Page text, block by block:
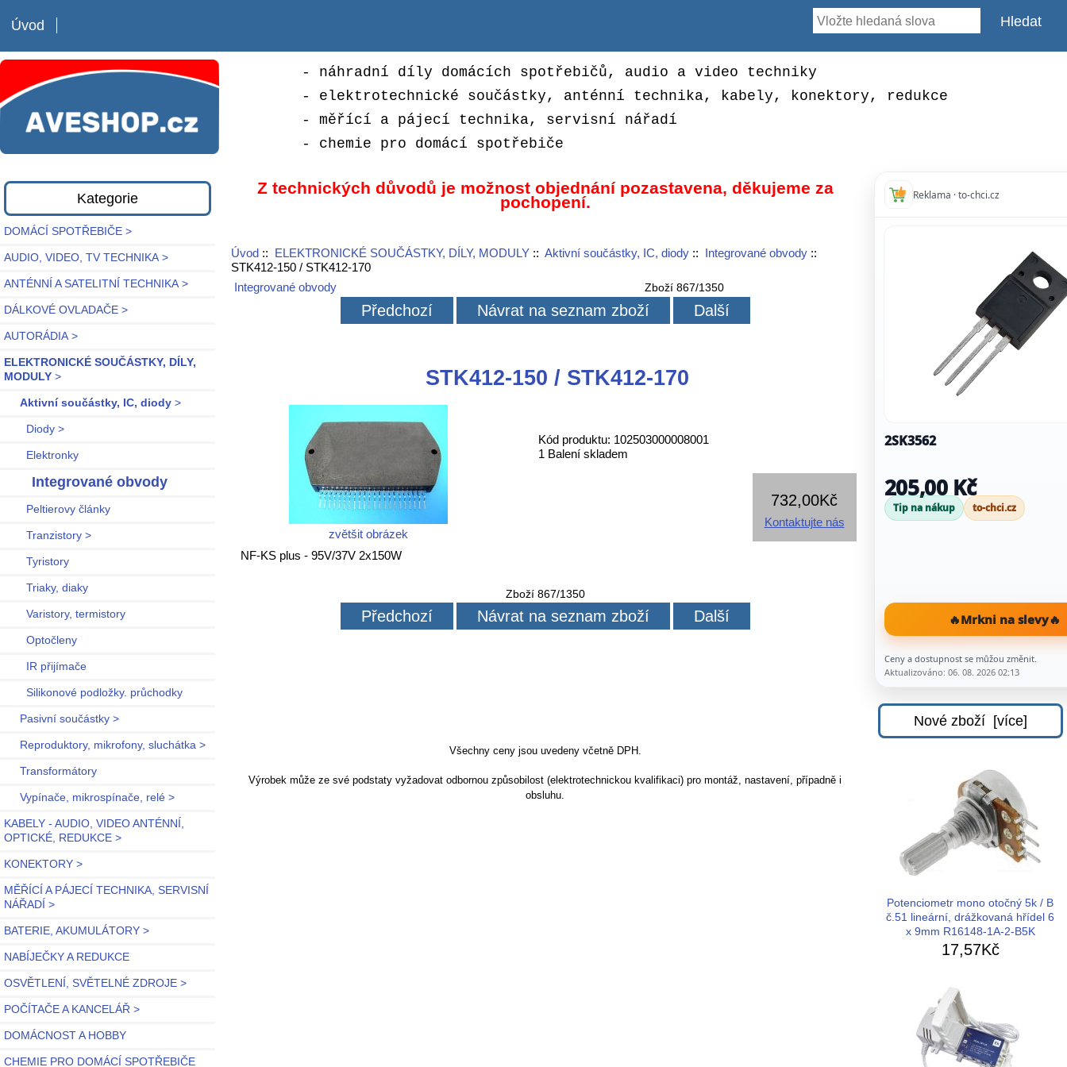
Úvod
- náhradní díly domácích spotřebičů, audio a video techniky
- elektrotechnické součástky, anténní technika, kabely, konektory, redukce
- měřící a pájecí technika, servisní nářadí
- chemie pro domácí spotřebiče
Kategorie
DOMÁCÍ SPOTŘEBIČE >
AUDIO, VIDEO, TV TECHNIKA >
ANTÉNNÍ A SATELITNÍ TECHNIKA >
DÁLKOVÉ OVLADAČE >
AUTORÁDIA >
ELEKTRONICKÉ SOUČÁSTKY, DÍLY,
MODULY >
Aktivní součástky, IC, diody >
Diody >
Elektronky
Integrované obvody
Peltierovy články
Tranzistory >
Tyristory
Triaky, diaky
Varistory, termistory
Optočleny
IR přijímače
Silikonové podložky. průchodky
Pasivní součástky >
Reproduktory, mikrofony, sluchátka >
Transformátory
Vypínače, mikrospínače, relé >
KABELY - AUDIO, VIDEO ANTÉNNÍ,
OPTICKÉ, REDUKCE >
KONEKTORY >
MĚŘÍCÍ A PÁJECÍ TECHNIKA, SERVISNÍ
NÁŘADÍ >
BATERIE, AKUMULÁTORY >
NABÍJEČKY A REDUKCE
OSVĚTLENÍ, SVĚTELNÉ ZDROJE >
POČÍTAČE A KANCELÁŘ >
DOMÁCNOST A HOBBY
CHEMIE PRO DOMÁCÍ SPOTŘEBIČE
Z technických důvodů je možnost objednání pozastavena, děkujeme za
pochopení.
Úvod:: ELEKTRONICKÉ SOUČÁSTKY, DÍLY, MODULY:: Aktivní součástky, IC, diody:: Integrované obvody::
STK412-150 / STK412-170
Integrované obvody
Zboží 867/1350
Předchozí Návrat na seznam zboží Další
STK412-150 / STK412-170
zvětšit obrázek
Kód produktu: 102503000008001
1 Balení skladem
732,00Kč
Kontaktujte nás
NF-KS plus - 95V/37V 2x150W
Zboží 867/1350
Předchozí Návrat na seznam zboží Další
Všechny ceny jsou uvedeny včetně DPH.
Výrobek může ze své podstaty vyžadovat odbornou způsobilost (elektrotechnickou kvalifikaci) pro montáž, nastavení, případně i
obsluhu.
Reklama · to-chci.cz
2SK3562
205,00 Kč
Tip na nákup to-chci.cz
🔥Mrkni na slevy🔥
Ceny a dostupnost se můžou změnit.
Aktualizováno: 06. 08. 2026 02:13
Nové zboží [více]
Potenciometr mono otočný 5k / B
č.51 lineární, drážkovaná hřídel 6
x 9mm R16148-1A-2-B5K
17,57Kč